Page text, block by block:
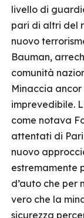
livello di
pari di altri del
nuovo
Bauman,
comunità
Minaccia
imprevedibile.
come notava
attentati di
nuovo
estremamente
d’auto che per
vero che la
sicurezza